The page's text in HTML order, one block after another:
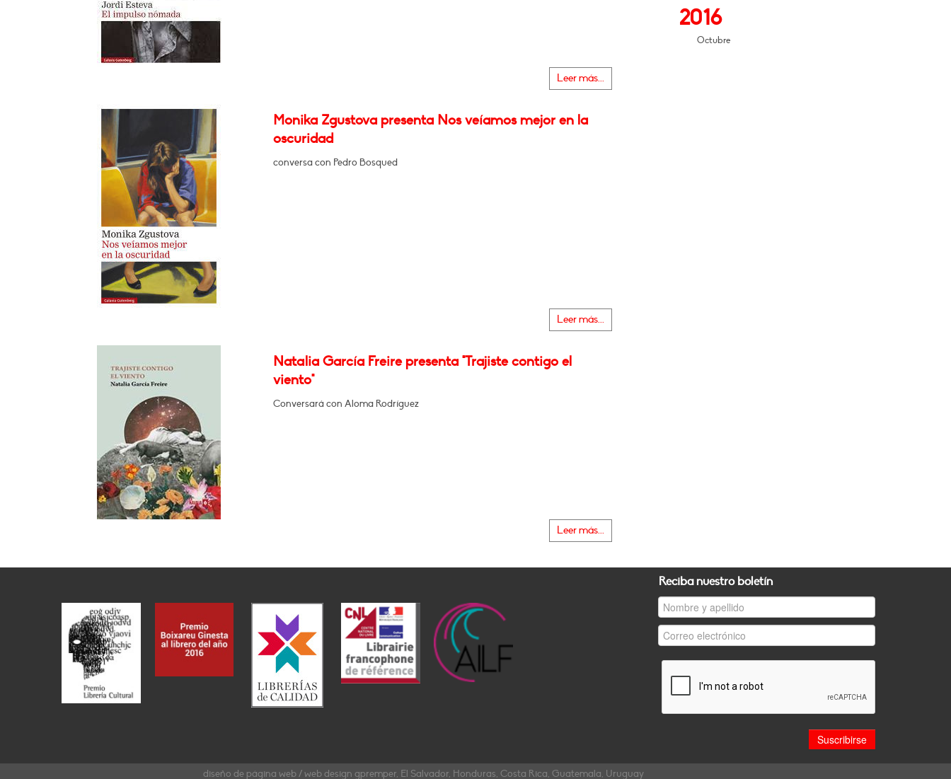
Leer más...
Monika Zgustova presenta Nos veíamos mejor en la
oscuridad
conversa con Pedro Bosqued
Leer más...
Natalia García Freire presenta "Trajiste contigo el
viento"
Conversará con Aloma Rodríguez
Leer más...
2016
Octubre
Reciba nuestro boletín
diseño de página web / web design gpremper, El Salvador, Honduras, Costa Rica, Guatemala, Uruguay